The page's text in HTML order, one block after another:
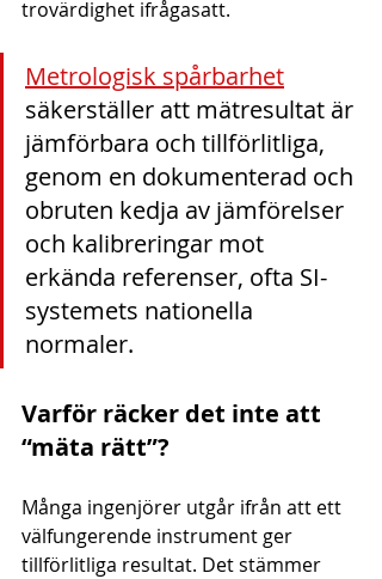
trovärdighet ifrågasatt.
Metrologisk spårbarhet
säkerställer att mätresultat är
jämförbara och tillförlitliga,
genom en dokumenterad och
obruten kedja av jämförelser
och kalibreringar mot
erkända referenser, ofta SI-
systemets nationella
normaler.
Varför räcker det inte att
“mäta rätt”?
Många ingenjörer utgår ifrån att ett
välfungerende instrument ger
tillförlitliga resultat. Det stämmer